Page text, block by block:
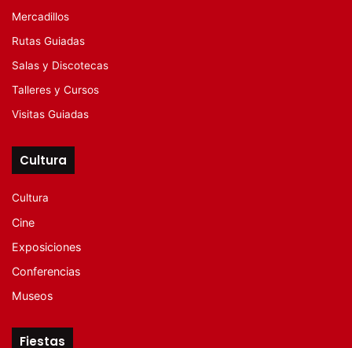
Mercadillos
Rutas Guiadas
Salas y Discotecas
Talleres y Cursos
Visitas Guiadas
Cultura
Cultura
Cine
Exposiciones
Conferencias
Museos
Fiestas